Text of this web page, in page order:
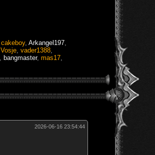
cakeboy, Arkangel197
Vosje vader1388
bangmaster, mas17
2026-06-16 23:54:44